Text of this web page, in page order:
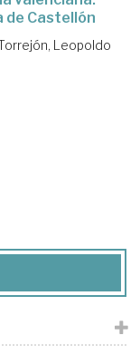
de Castellón
Leopoldo